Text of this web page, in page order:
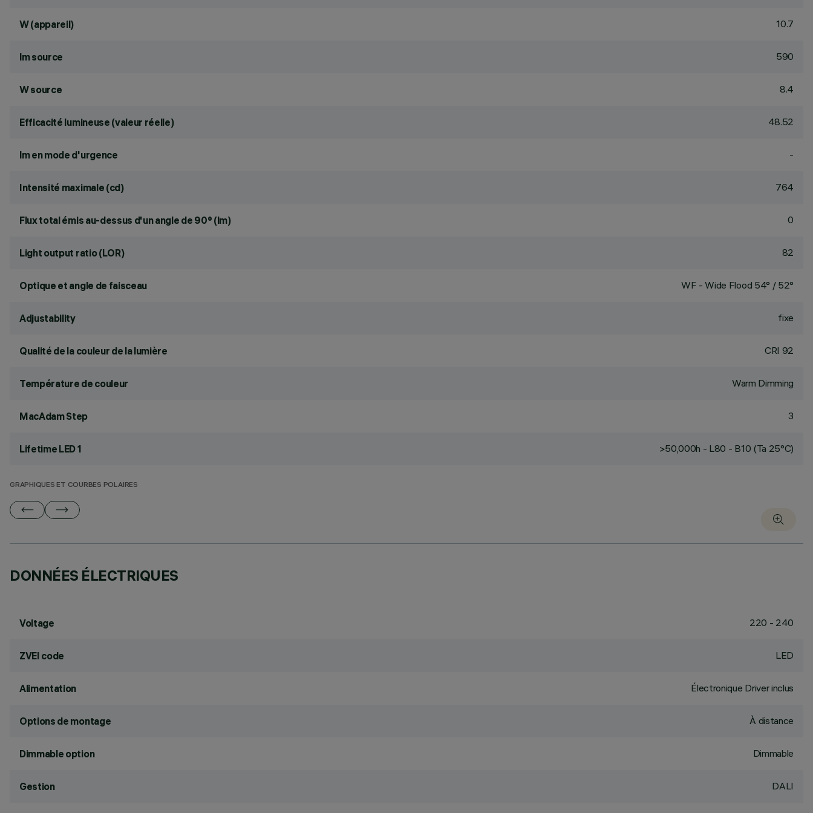
W (appareil) 10.7
lm source 590
W source 8.4
Efficacité lumineuse (valeur réelle) 48.52
lm en mode d'urgence -
Intensité maximale (cd) 764
Flux total émis au-dessus d'un angle de 90° (lm) 0
Light output ratio (LOR) 82
Optique et angle de faisceau WF - Wide Flood 54° / 52°
Adjustability fixe
Qualité de la couleur de la lumière CRI 92
Température de couleur Warm Dimming
MacAdam Step 3
Lifetime LED 1 >50,000h - L80 - B10 (Ta 25°C)
GRAPHIQUES ET COURBES POLAIRES
DONNÉES ÉLECTRIQUES
Voltage 220 - 240
ZVEI code LED
Alimentation Électronique Driver inclus
Options de montage À distance
Dimmable option Dimmable
Gestion DALI